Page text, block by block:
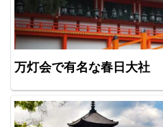
万灯会で有名な春日大社